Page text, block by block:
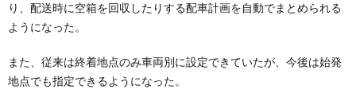
り、配送時に空箱を回収したりする配車計画を自動でまとめられる
ようになった。
また、従来は終着地点のみ車両別に設定できていたが、今後は始発
地点でも指定できるようになった。